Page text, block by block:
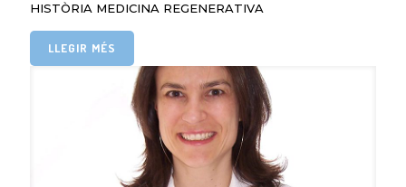
HISTÒRIA MEDICINA REGENERATIVA
LLEGIR MÉS